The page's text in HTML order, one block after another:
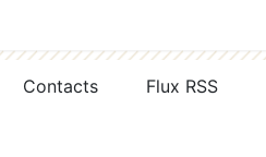
Contacts Flux RSS